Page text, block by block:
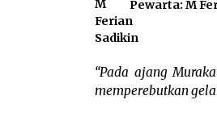
Pewarta: M
“Pada ajang
memperebutkan